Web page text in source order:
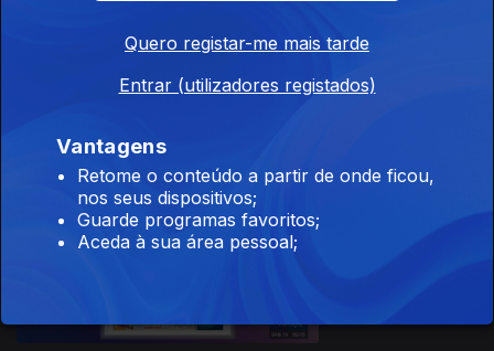
Quero registar-me mais tarde
Entrar (utilizadores registados)
Vantagens
Retome o conteúdo a partir de onde ficou,
nos seus dispositivos;
Guarde programas favoritos;
Aceda à sua área pessoal;